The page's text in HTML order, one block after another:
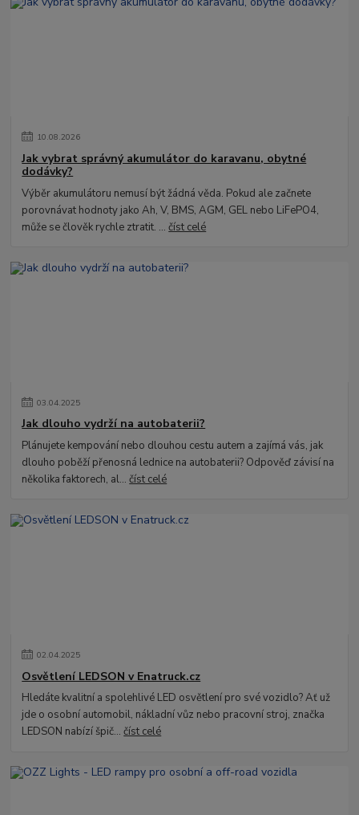
10.08.2026
Jak vybrat správný akumulátor do karavanu, obytné
dodávky?
Výběr akumulátoru nemusí být žádná věda. Pokud ale začnete
porovnávat hodnoty jako Ah, V, BMS, AGM, GEL nebo LiFePO4,
může se člověk rychle ztratit. ...číst celé
03.04.2025
Jak dlouho vydrží na autobaterii?
Plánujete kempování nebo dlouhou cestu autem a zajímá vás, jak
dlouho poběží přenosná lednice na autobaterii? Odpověď závisí na
několika faktorech, al...číst celé
02.04.2025
Osvětlení LEDSON v Enatruck.cz
Hledáte kvalitní a spolehlivé LED osvětlení pro své vozidlo? Ať už
jde o osobní automobil, nákladní vůz nebo pracovní stroj, značka
LEDSON nabízí špič...číst celé